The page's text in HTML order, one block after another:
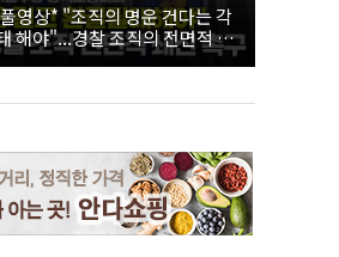
영상* "조직의 명운 건다는 각
해야"...경찰 조직의 전면적 쇄
도 | 26.08.06 더불어민주당 정